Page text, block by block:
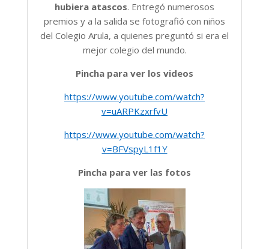
hubiera atascos. Entregó numerosos
premios y a la salida se fotografió con niños
del Colegio Arula, a quienes preguntó si era el
mejor colegio del mundo.
Pincha para ver los videos
https://www.youtube.com/watch?
v=uARPKzxrfvU
https://www.youtube.com/watch?
v=BFVspyL1f1Y
Pincha para ver las fotos